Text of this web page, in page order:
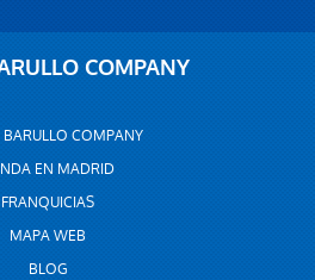
COMPANY
BARULLO COMPANY
EN MADRID
FRANQUICIAS
MAPA WEB
BLOG